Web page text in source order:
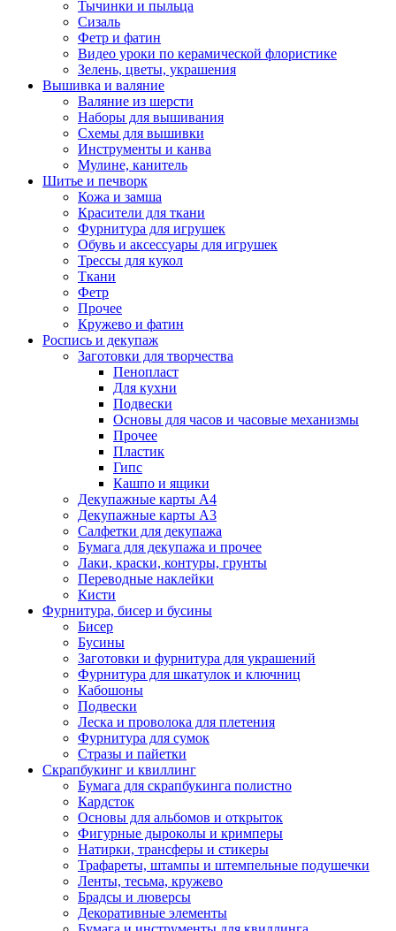
Тычинки и пыльца
Сизаль
Фетр и фатин
Видео уроки по керамической флористике
Зелень, цветы, украшения
Вышивка и валяние
Валяние из шерсти
Наборы для вышивания
Схемы для вышивки
Инструменты и канва
Мулине, канитель
Шитье и печворк
Кожа и замша
Красители для ткани
Фурнитура для игрушек
Обувь и аксессуары для игрушек
Трессы для кукол
Ткани
Фетр
Прочее
Кружево и фатин
Роспись и декупаж
Заготовки для творчества
Пенопласт
Для кухни
Подвески
Основы для часов и часовые механизмы
Прочее
Пластик
Гипс
Кашпо и ящики
Декупажные карты А4
Декупажные карты А3
Салфетки для декупажа
Бумага для декупажа и прочее
Лаки, краски, контуры, грунты
Переводные наклейки
Кисти
Фурнитура, бисер и бусины
Бисер
Бусины
Заготовки и фурнитура для украшений
Фурнитура для шкатулок и ключниц
Кабошоны
Подвески
Леска и проволока для плетения
Фурнитура для сумок
Стразы и пайетки
Скрапбукинг и квиллинг
Бумага для скрапбукинга полистно
Кардсток
Основы для альбомов и открыток
Фигурные дыроколы и кримперы
Натирки, трансферы и стикеры
Трафареты, штампы и штемпельные подушечки
Ленты, тесьма, кружево
Брадсы и люверсы
Декоративные элементы